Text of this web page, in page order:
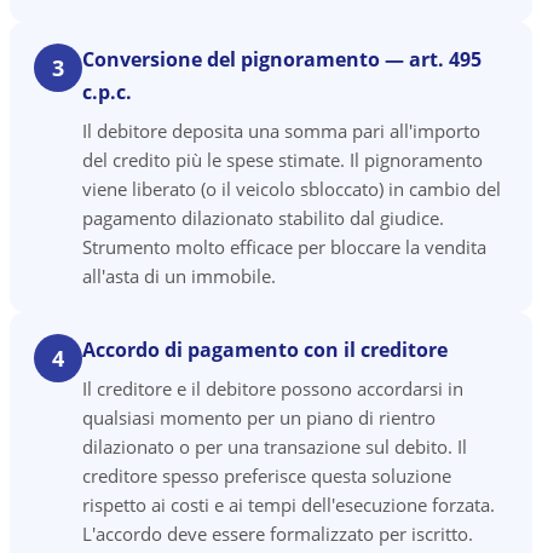
3
Conversione del pignoramento — art. 495
c.p.c.
Il debitore deposita una somma pari all'importo
del credito più le spese stimate. Il pignoramento
viene liberato (o il veicolo sbloccato) in cambio del
pagamento dilazionato stabilito dal giudice.
Strumento molto efficace per bloccare la vendita
all'asta di un immobile.
4 Accordo di pagamento con il creditore
Il creditore e il debitore possono accordarsi in
qualsiasi momento per un piano di rientro
dilazionato o per una transazione sul debito. Il
creditore spesso preferisce questa soluzione
rispetto ai costi e ai tempi dell'esecuzione forzata.
L'accordo deve essere formalizzato per iscritto.